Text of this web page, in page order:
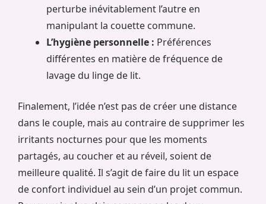
perturbe inévitablement l’autre en
manipulant la couette commune.
L’hygiène personnelle : Préférences
différentes en matière de fréquence de
lavage du linge de lit.
Finalement, l’idée n’est pas de créer une distance
dans le couple, mais au contraire de supprimer les
irritants nocturnes pour que les moments
partagés, au coucher et au réveil, soient de
meilleure qualité. Il s’agit de faire du lit un espace
de confort individuel au sein d’un projet commun.